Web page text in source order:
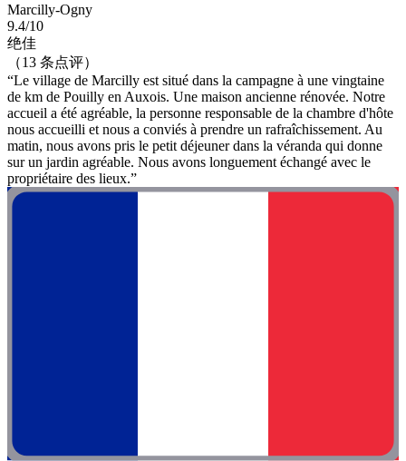
Marcilly-Ogny
9.4/10
绝佳
（13 条点评）
“Le village de Marcilly est situé dans la campagne à une vingtaine
de km de Pouilly en Auxois. Une maison ancienne rénovée. Notre
accueil a été agréable, la personne responsable de la chambre d'hôte
nous accueilli et nous a conviés à prendre un rafraîchissement. Au
matin, nous avons pris le petit déjeuner dans la véranda qui donne
sur un jardin agréable. Nous avons longuement échangé avec le
propriétaire des lieux.”